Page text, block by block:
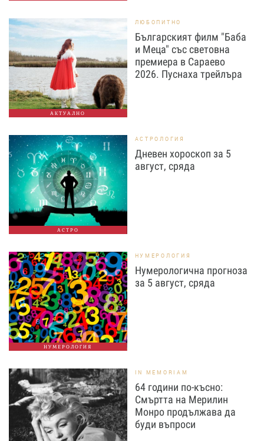
АКТУАЛНО
ЛЮБОПИТНО
Българският филм "Баба
и Меца" със световна
премиера в Сараево
2026. Пуснаха трейлъра
АСТРО
АСТРОЛОГИЯ
Дневен хороскоп за 5
август, сряда
НУМЕРОЛОГИЯ
НУМЕРОЛОГИЯ
Нумерологична прогноза
за 5 август, сряда
IN MEMORIAM
64 години по-късно:
Смъртта на Мерилин
Монро продължава да
буди въпроси